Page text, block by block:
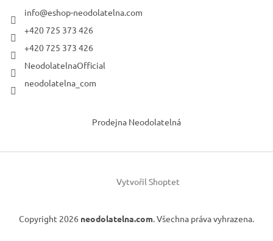
info@eshop-neodolatelna.com
+420 725 373 426
+420 725 373 426
NeodolatelnaOfficial
neodolatelna_com
Prodejna Neodolatelná
Vytvořil Shoptet
Copyright 2026 neodolatelna.com. Všechna práva vyhrazena.